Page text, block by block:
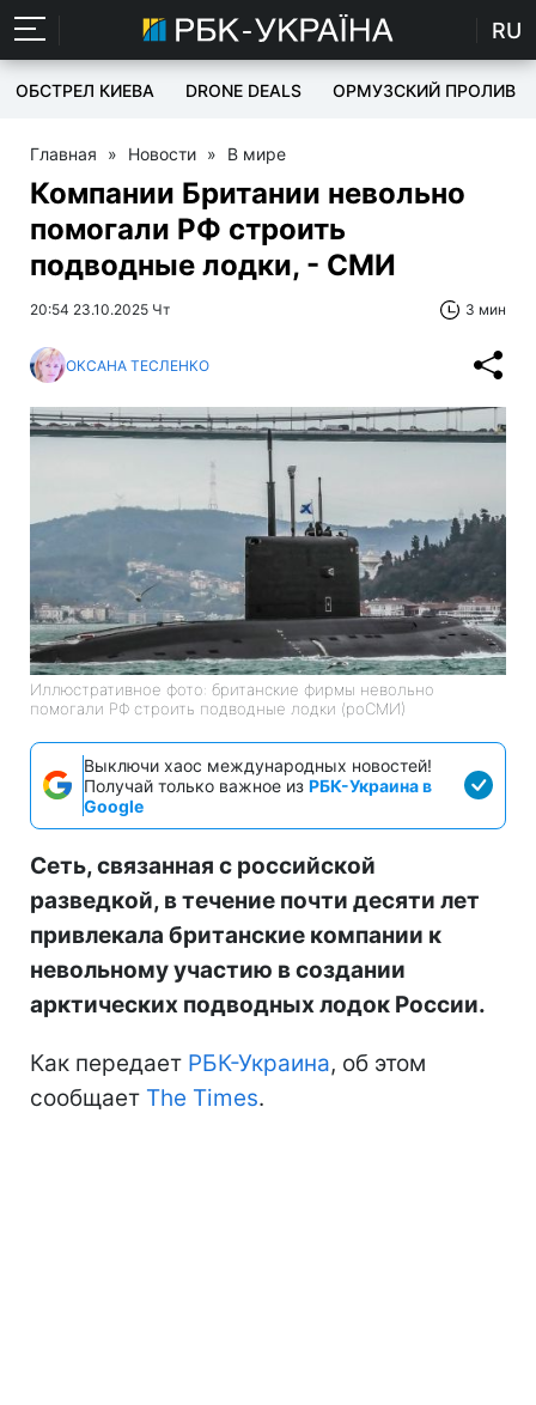
RU
ОБСТРЕЛ КИЕВА DRONE DEALS ОРМУЗСКИЙ ПРОЛИВ
Главная » Новости » В мире
Компании Британии невольно
помогали РФ строить
подводные лодки, - СМИ
20:54 23.10.2025 Чт 3 мин
ОКСАНА ТЕСЛЕНКО
Иллюстративное фото: британские фирмы невольно
помогали РФ строить подводные лодки (роСМИ)
Выключи хаос международных новостей!
Получай только важное из РБК-Украина в
Google
Сеть, связанная с российской
разведкой, в течение почти десяти лет
привлекала британские компании к
невольному участию в создании
арктических подводных лодок России.
Как передает РБК-Украина, об этом
сообщает The Times.